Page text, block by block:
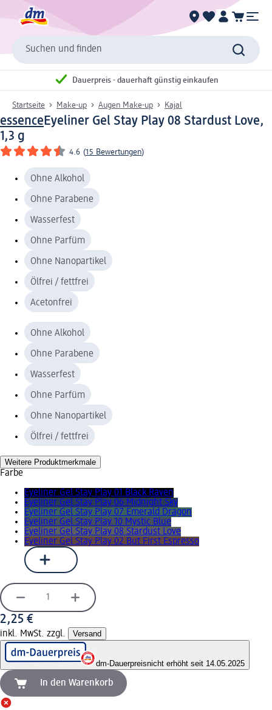
Suchen und finden
Dauerpreis - dauerhaft günstig einkaufen
Startseite Make-up Augen Make-up Kajal
essenceEyeliner Gel Stay Play 08 Stardust Love,
1,3 g
4.6 (15 Bewertungen)
Ohne Alkohol
Ohne Parabene
Wasserfest
Ohne Parfüm
Ohne Nanopartikel
Ölfrei / fettfrei
Acetonfrei
Ohne Alkohol
Ohne Parabene
Wasserfest
Ohne Parfüm
Ohne Nanopartikel
Ölfrei / fettfrei
Weitere Produktmerkmale
Farbe
Eyeliner Gel Stay Play 01 Black Raven
Eyeliner Gel Stay Play 06 Midnight Sky
Eyeliner Gel Stay Play 07 Emerald Dragon
Eyeliner Gel Stay Play 10 Mystic Blue
Eyeliner Gel Stay Play 08 Stardust Love
Eyeliner Gel Stay Play 02 But First Espresso
2,25 €
inkl. MwSt. zzgl. Versand
dm-Dauerpreisnicht erhöht seit 14.05.2025
In den Warenkorb